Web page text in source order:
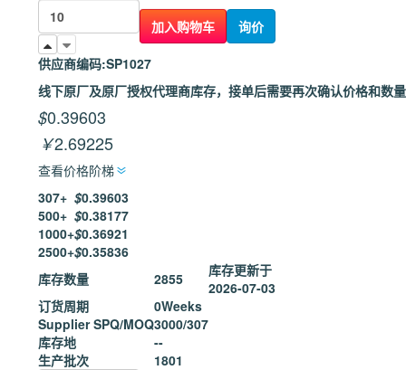
加入购物车
询价
供应商编码:SP1027
线下原厂及原厂授权代理商库存，接单后需要再次确认价格和数量
$0.39603
￥2.69225
查看价格阶梯
307+ $0.39603
500+ $0.38177
1000+$0.36921
2500+$0.35836
库存数量
2855
库存更新于
2026-07-03
订货周期
0Weeks
Supplier SPQ/MOQ3000/307
库存地
--
生产批次
1801